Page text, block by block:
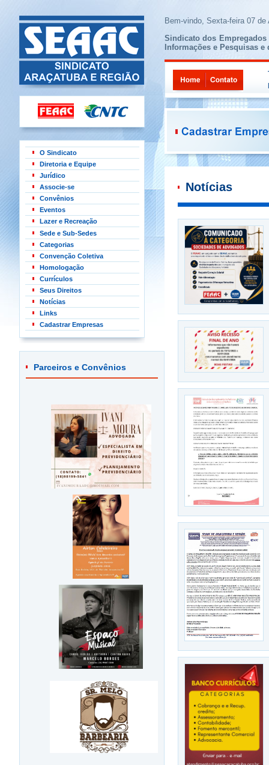
O Sindicato
Diretoria e Equipe
Jurídico
Associe-se
Convênios
Eventos
Lazer e Recreação
Sede e Sub-Sedes
Categorias
Convenção Coletiva
Homologação
Currículos
Seus Direitos
Notícias
Links
Cadastrar Empresas
Parceiros e Convênios
Bem-vindo, Sexta-feira 07 de
Sindicato dos
Informações e Pesquisas
Notícias